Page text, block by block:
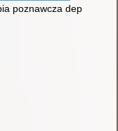
poprzez zmianę
poznawcza depresji